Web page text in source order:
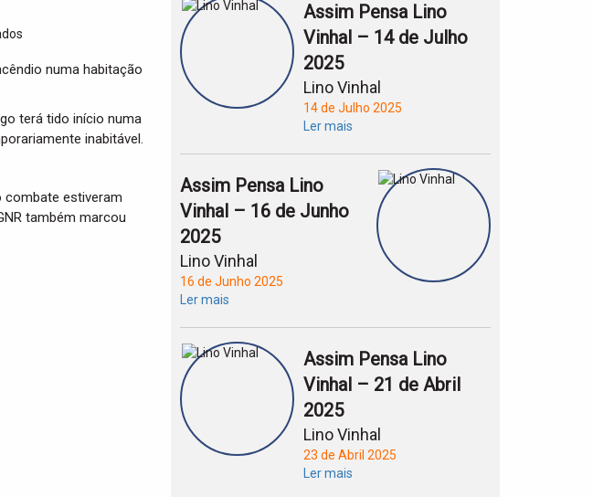
numa habitação
terá tido início numa
inabitável.
combate estiveram
também marcou
Assim Pensa Lino
Vinhal – 14 de Julho
2025
Lino Vinhal
14 de Julho 2025
Ler mais
Assim Pensa Lino
Vinhal – 16 de Junho
2025
Lino Vinhal
16 de Junho 2025
Ler mais
Assim Pensa Lino
Vinhal – 21 de Abril
2025
Lino Vinhal
23 de Abril 2025
Ler mais